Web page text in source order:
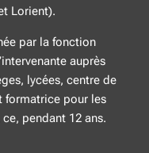
Lorient).
par la fonction
auprès
lycées, centre de
formatrice pour les
pendant 12 ans.